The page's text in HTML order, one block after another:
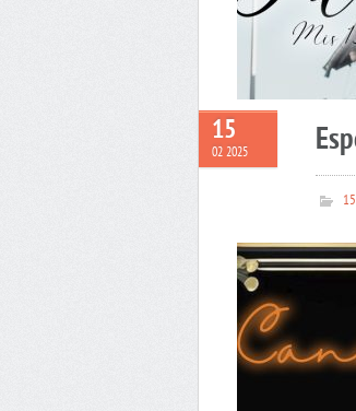
15
02 2025